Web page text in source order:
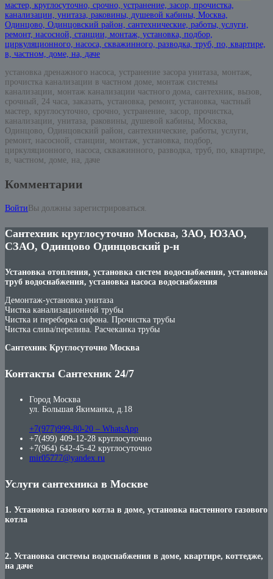
установка дренажного насоса, устранение засора унитаза, монтаж,
прочистка канализации в частном доме, монтаж системы
канализации, монтаж канализации частного дома, сантехник, вызов,
срочный, 24 часа, заказать, установка, ремонт, установка, частный
мастер, круглосуточно, срочно, устранение, засор, прочистка,
канализации, унитаза, раковины, душевой кабины, Москва,
Одинцово, Одинцовский район, сантехнические, работы, услуги,
ремонт, насосной, станции, монтаж, установка, подбор,
циркуляционного, насоса, скважинного, разводка, труб, по, квартире,
в, частном, доме, на, даче
Комментарии
ВойтиВы должны зарегистрироваться.
Сантехник круглосуточно Москва, ЗАО, ЮЗАО,
СЗАО, Одинцово Одинцовский р-н
Установка отопления, установка систем водоснабжения, установка
труб водоснабжения, установка насоса водоснабжения
Демонтаж-установка унитаза
Чистка канализационной трубы
Чистка и переборка сифона. Прочистка трубы
Чистка слива/перелива. Расчеканка трубы
Сантехник Круглосуточно Москва
Контакты Сантехник 24/7
Город Москва
ул. Большая Якиманка, д.18
+7(977)999-80-20 – WhatsApp
+7(499) 409-12-28 круглосуточно
+7(964) 642-45-42 круглосуточно
mir05777@yandex.ru
Услуги сантехника в Москве
1. Установка газового котла в доме, установка настенного газового
котла
2. Установка системы водоснабжения в доме, квартире, коттедже,
на даче